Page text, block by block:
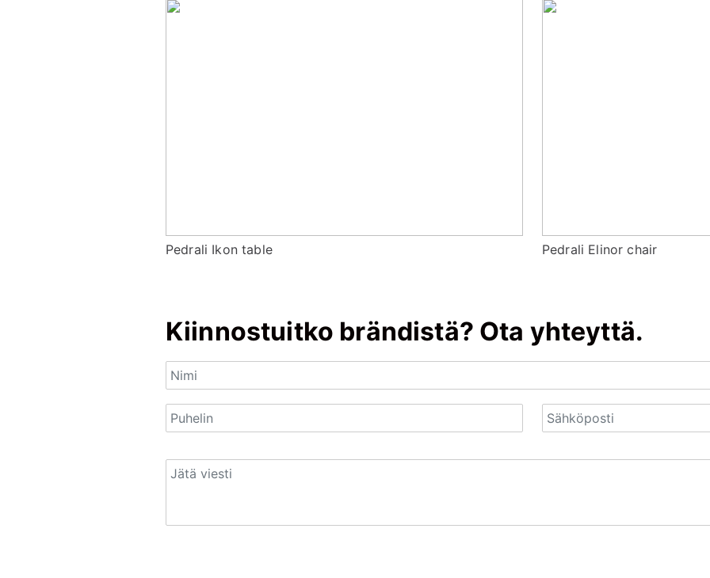
Pedrali Ikon table Pedrali Elinor chair
Kiinnostuitko brändistä? Ota yhteyttä.